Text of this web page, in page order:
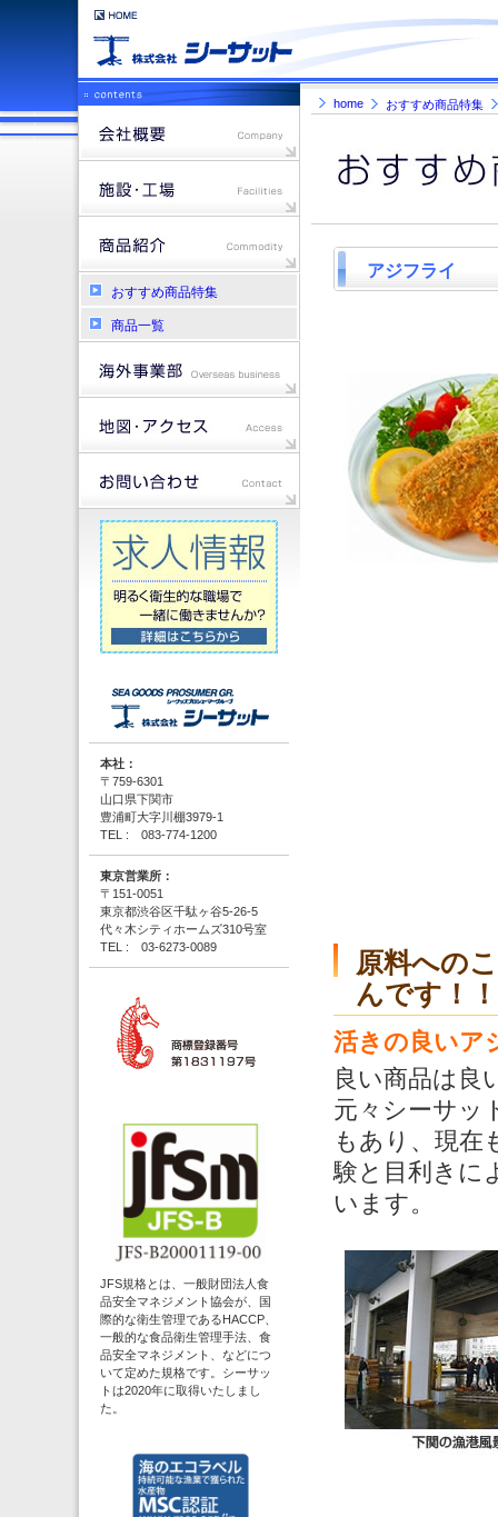
おすすめ商品特集
商品一覧
本社：
〒759-6301
山口県下関市
豊浦町大字川棚3979-1
TEL : 083-774-1200
東京営業所：
〒151-0051
東京都渋谷区千駄ヶ谷5-26-5
代々木シティホームズ310号室
TEL : 03-6273-0089
JFS規格とは、一般財団法人食
品安全マネジメント協会が、国
際的な衛生管理であるHACCP、
一般的な食品衛生管理手法、食
品安全マネジメント、などにつ
いて定めた規格です。シーサッ
トは2020年に取得いたしまし
た。
home おすすめ商品特集
アジフライ
原料への
んです！
活きの良いア
良い商品は良
元々シーサッ
もあり、現在
験と目利きに
います。